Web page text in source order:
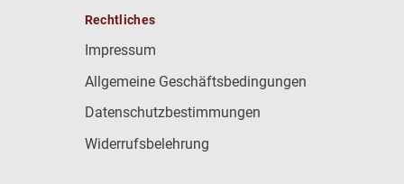
Rechtliches
Impressum
Allgemeine Geschäftsbedingungen
Datenschutzbestimmungen
Widerrufsbelehrung